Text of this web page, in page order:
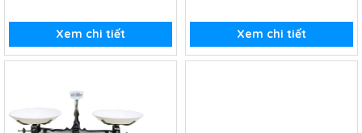
Xem chi tiết Xem chi tiết